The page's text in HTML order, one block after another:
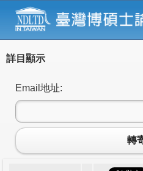
詳目顯示
Email地址:
轉